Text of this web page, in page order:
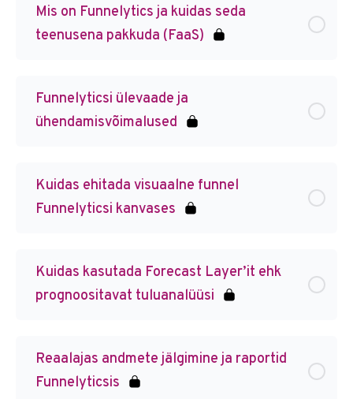
Mis on Funnelytics ja kuidas seda
teenusena pakkuda (FaaS)
Funnelyticsi ülevaade ja
ühendamisvõimalused
Kuidas ehitada visuaalne funnel
Funnelyticsi kanvases
Kuidas kasutada Forecast Layer’it ehk
prognoositavat tuluanalüüsi
Reaalajas andmete jälgimine ja raportid
Funnelyticsis